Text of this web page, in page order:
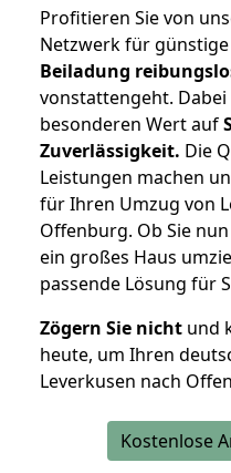
Profitieren Sie von
Netzwerk für
Beiladung
vonstattengeht.
besonderen Wert auf
Zuverlässigkeit. Die
Leistungen machen
für Ihren Umzug von
Offenburg. Ob Sie
ein großes Haus
passende Lösung für
Zögern Sie nicht und
heute, um Ihren
Leverkusen nach
Kostenlose